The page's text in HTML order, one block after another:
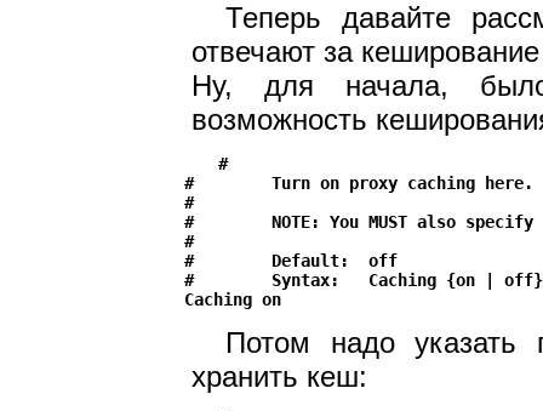
Теперь давайте
отвечают за
Ну, для начала,
возможность
#
#        Turn on proxy caching here.
#
#        NOTE: You MUST also
#
#        Default:  off
#        Syntax:   Caching {on | off}
Потом надо указать
хранить кеш: